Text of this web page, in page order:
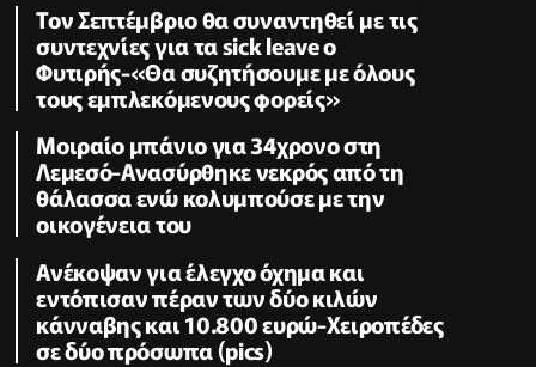
Τον Σεπτέμβριο θα συναντηθεί με τις
συντεχνίες για τα sick leave ο
Φυτιρής-«Θα συζητήσουμε με όλους
τους εμπλεκόμενους φορείς»
Μοιραίο μπάνιο για 34χρονο στη
Λεμεσό-Ανασύρθηκε νεκρός από τη
θάλασσα ενώ κολυμπούσε με την
οικογένεια του
Ανέκοψαν για έλεγχο όχημα και
εντόπισαν πέραν των δύο κιλών
κάνναβης και 10.800 ευρώ-Χειροπέδες
σε δύο πρόσωπα (pics)